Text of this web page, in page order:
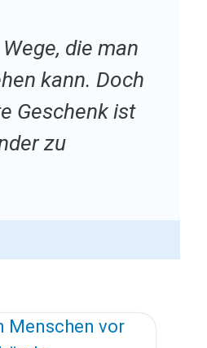
die man
kann. Doch
Geschenk ist
zu